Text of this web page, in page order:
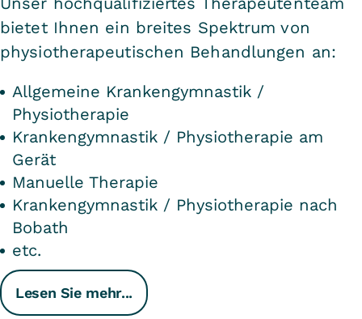
bietet Ihnen ein breites Spektrum von
physiotherapeutischen Behandlungen an:
Allgemeine Krankengymnastik /
Physiotherapie
Krankengymnastik / Physiotherapie am
Gerät
Manuelle Therapie
Krankengymnastik / Physiotherapie nach
Bobath
etc.
Lesen Sie mehr...